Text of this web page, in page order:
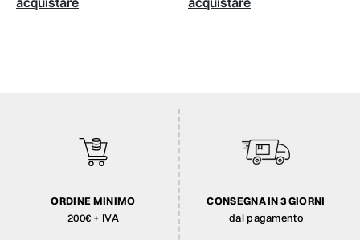
ORDINE MINIMO
200€ + IVA
CONSEGNA IN 3 GIORNI
dal pagamento